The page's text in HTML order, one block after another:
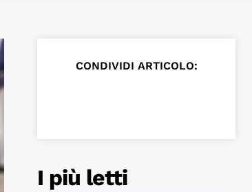
CONDIVIDI ARTICOLO:
I più letti